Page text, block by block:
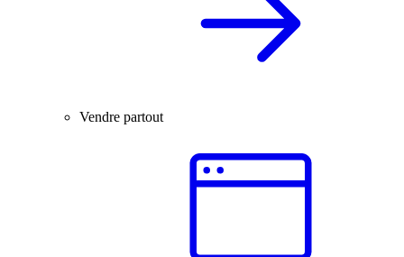
Vendre partout